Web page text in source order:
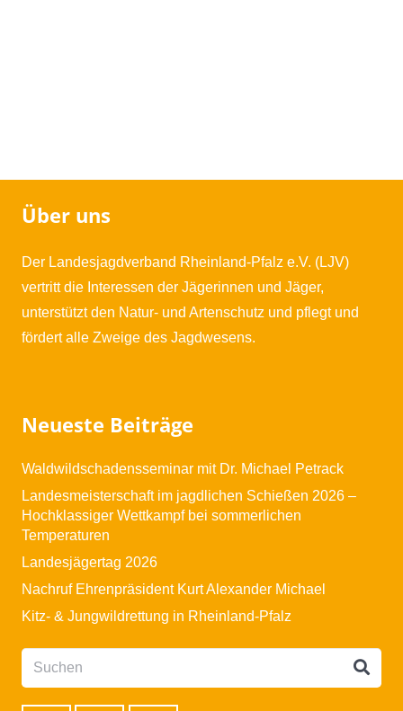
Über uns
Der Landesjagdverband Rheinland-Pfalz e.V. (LJV)
vertritt die Interessen der Jägerinnen und Jäger,
unterstützt den Natur- und Artenschutz und pflegt und
fördert alle Zweige des Jagdwesens.
Neueste Beiträge
Waldwildschadensseminar mit Dr. Michael Petrack
Landesmeisterschaft im jagdlichen Schießen 2026 –
Hochklassiger Wettkampf bei sommerlichen
Temperaturen
Landesjägertag 2026
Nachruf Ehrenpräsident Kurt Alexander Michael
Kitz- & Jungwildrettung in Rheinland-Pfalz